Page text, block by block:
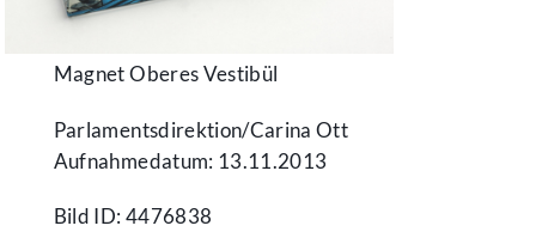
Magnet Oberes Vestibül
Parlamentsdirektion/​Carina Ott
Aufnahmedatum: 13.11.2013
Bild ID: 4476838